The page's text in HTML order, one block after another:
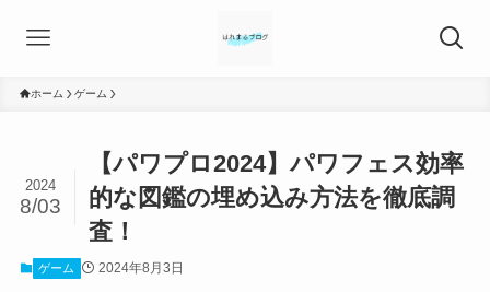
ホーム ゲーム
【パワプロ2024】パワフェス効率
的な図鑑の埋め込み方法を徹底調
査！
2024
8/03
ゲーム 2024年8月3日